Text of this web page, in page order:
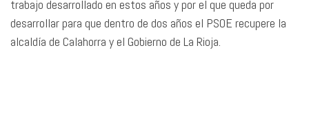
trabajo desarrollado en estos años y por el que queda por
desarrollar para que dentro de dos años el PSOE recupere la
alcaldía de Calahorra y el Gobierno de La Rioja.